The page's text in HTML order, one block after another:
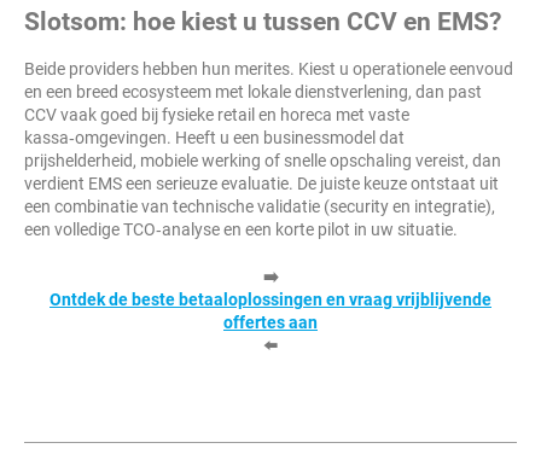
Slotsom: hoe kiest u tussen CCV en EMS?
Beide providers hebben hun merites. Kiest u operationele eenvoud
en een breed ecosysteem met lokale dienstverlening, dan past
CCV vaak goed bij fysieke retail en horeca met vaste
kassa‑omgevingen. Heeft u een businessmodel dat
prijshelderheid, mobiele werking of snelle opschaling vereist, dan
verdient EMS een serieuze evaluatie. De juiste keuze ontstaat uit
een combinatie van technische validatie (security en integratie),
een volledige TCO‑analyse en een korte pilot in uw situatie.
➡️
Ontdek de beste betaaloplossingen en vraag vrijblijvende
offertes aan
⬅️